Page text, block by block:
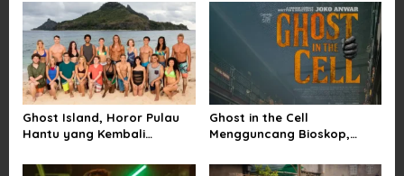
o
n
Ghost Island, Horor Pulau
Hantu yang Kembali
Ghost in the Cell
Mengguncang Bioskop,
Sindiran Sosial